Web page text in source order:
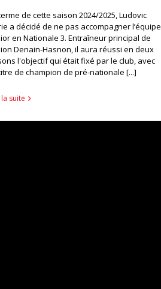
de cette saison 2024/2025, Ludovic
a décidé de ne pas accompagner l’équipe
en Nationale 3. Entraîneur principal de
Denain-Hasnon, il aura réussi en deux
l'objectif qui était fixé par le club, avec
de champion de pré-nationale [...]
suite